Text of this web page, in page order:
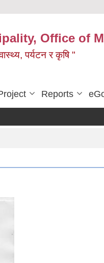
Office of
पर्यटन र कृषि "
Reports